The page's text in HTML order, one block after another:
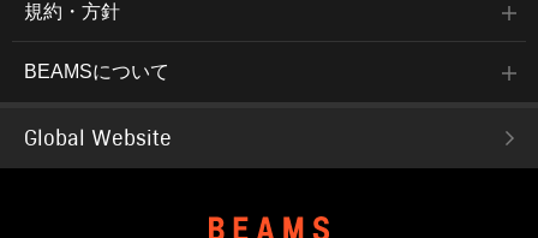
規約・方針
BEAMSについて
Global Website